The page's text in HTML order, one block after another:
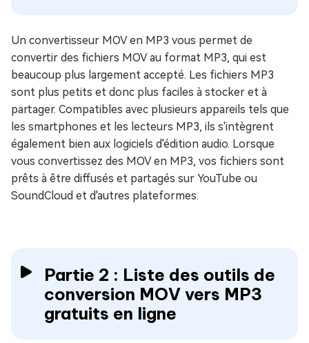
Un convertisseur MOV en MP3 vous permet de
convertir des fichiers MOV au format MP3, qui est
beaucoup plus largement accepté. Les fichiers MP3
sont plus petits et donc plus faciles à stocker et à
partager. Compatibles avec plusieurs appareils tels que
les smartphones et les lecteurs MP3, ils s'intègrent
également bien aux logiciels d'édition audio. Lorsque
vous convertissez des MOV en MP3, vos fichiers sont
prêts à être diffusés et partagés sur YouTube ou
SoundCloud et d'autres plateformes.
Partie 2 : Liste des outils de
conversion MOV vers MP3
gratuits en ligne